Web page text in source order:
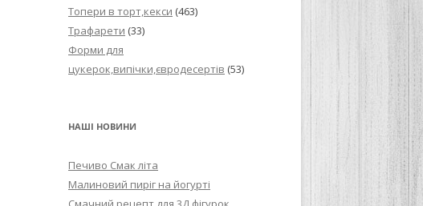
Топери в торт,кекси (463)
Трафарети (33)
Форми для
цукерок,випічки,євродесертів (53)
НАШІ НОВИНИ
Печиво Смак літа
Малиновий пиріг на йогурті